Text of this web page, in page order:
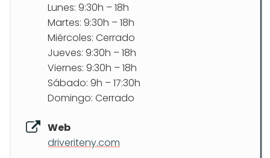
Lunes: 9:30h – 18h
Martes: 9:30h – 18h
Miércoles: Cerrado
Jueves: 9:30h – 18h
Viernes: 9:30h – 18h
Sábado: 9h – 17:30h
Domingo: Cerrado
Web
driveriteny.com